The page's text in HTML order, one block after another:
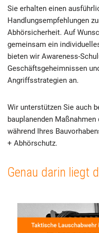
Sie erhalten einen
Handlungsempfehlungen
Abhörsicherheit. Auf
gemeinsam ein
bieten wir Awareness-
Geschäftsgeheimnissen
Angriffsstrategien an.
Wir unterstützen Sie auch
bauplanenden
während Ihres
+ Abhörschutz.
Genau darin liegt